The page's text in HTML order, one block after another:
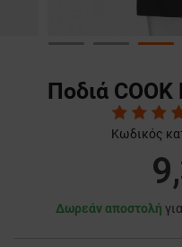
Ποδιά
Κωδικός
Δωρεάν αποστολή